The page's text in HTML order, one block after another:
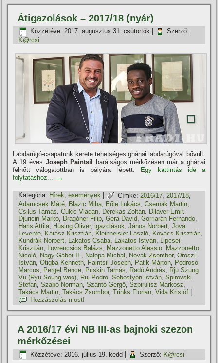
Átigazolások – 2017/18 (nyár)
Közzétéve: 2017. augusztus 31. csütörtök
Szerző:
K@rcsi
Labdarúgó-csapatunk kerete tehetséges ghánai labdarúgóval bővült.
A 19 éves Joseph Paintsil
barátságos mérkőzésen már a ghánai
felnőtt válogatottban is pályára lépett.
Egy kattintás ide a
folytatáshoz.... →
Kategória: Hí­rek, események | Címke: 2016/17 2017/18
Adamcsek Máté, Blazic Miha, Bőle Lukács,Csernák Martin,
Csilus Tamás,Cukic Vladan, Derekas Zoltán, Dilaver Emir,
Djuricin Marko, Dragóner Filip,Gera Dávid,Gorriarán Fernando,
Haris Attila, Hüsing Oliver,igazolások,János Norbert,Jova
Levente, Kárász Krisztián, Kleinheisler László, Kovács Krisztián,
Kundrák Norbert, Lakatos Csaba, Lakatos István, Lipcsei
Krisztián, Lovrencsics Balázs, Mazzonetto Alessio, Mazzonetto
Nicoló, Nagy Gábor II., Nalepa Michal , Novák Zsombor,Oroszi
István,Otigba Kenneth, Paintsil Joseph, Patik Márton, Pedroso
Marcos, Pergel Bence, Priskin Tamás, Radó András, Rju Szung
Vu (Ryu Seung-woo), Rui Pedro,Sebestyén István,Spirovski
Stefan,Szabó Norman,Szántó Gergő,Szpirulisz Markosz,
Takács Martin,Takács Zsombor,Trinks Florian,Vida Kristóf
Hozzászólás most!
A 2016/17 évi NB III-as bajnoki szezon
mérkőzései
Közzétéve: 2016. július 19. kedd Szerző: K@rcsi